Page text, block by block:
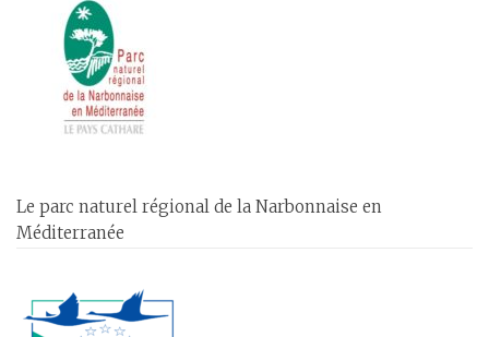
Le parc naturel régional de la Narbonnaise en
Méditerranée